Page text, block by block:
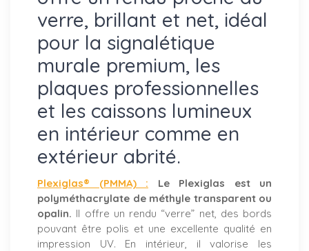
verre, brillant et net, idéal
pour la signalétique
murale premium, les
plaques professionnelles
et les caissons lumineux
en intérieur comme en
extérieur abrité.
Plexiglas® (PMMA) :
Le Plexiglas est un
polyméthacrylate de méthyle transparent ou
opalin. Il offre un rendu “verre” net, des bords
pouvant être polis et une excellente qualité en
impression UV. En intérieur, il valorise les